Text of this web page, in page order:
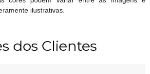
ilustrativas.
dos Clientes